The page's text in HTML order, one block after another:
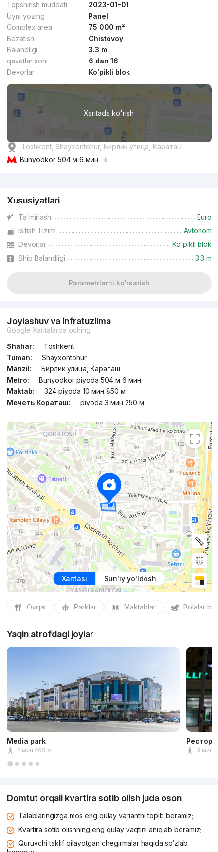
Topshirish muddati
2023-01-01
Uyni yozing
Panel
Complex area
75 000 m²
Bezatish
Chistovoy
Balandligi
3.3 m
qavatlar soni
6 dan 16
Devorlar
Ko'pikli blok
Xaritada ko'rish
Toshkent, Shayxontohur, Бирлик улица, Караташ
Bunyodkor 504 м 6 мин
Xususiyatlari
Ta'mirlash
Euro
Isitish Tizimi
Avtonom
Devorlar
Ko'pikli blok
Ship Balandligi
3.3 m
Parametrlarni ko'rsatish
Joylashuv va infratuzilma
Google Xaritalarda oching
Shahar:
Toshkent
Tuman:
Shayxontohur
Manzil:
Бирлик улица, Караташ
Metro:
Bunyodkor piyoda 504 м 6 мин
Maktab:
324 piyoda 10 мин 850 м
Мечеть Кораташ:
piyoda 3 мин 250 м
Xaritasi Sun'iy yo'ldosh
Ovqat Parklar Maktablar Bolalar
Yaqin atrofdagi joylar
Media park
2 мин 200 м 3 мин
Domtut orqali kvartira sotib olish juda oson
Talablaringizga mos eng qulay variantni topib beramiz;
Kvartira sotib olishning eng qulay vaqtini aniqlab beramiz;
Quruvchi taklif qilayotgan chegirmalar haqida so‘zlab